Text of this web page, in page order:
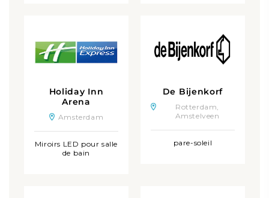
Holiday Inn
Arena
Amsterdam
Miroirs LED pour salle
de bain
De Bijenkorf
Rotterdam,
Amstelveen
pare-soleil